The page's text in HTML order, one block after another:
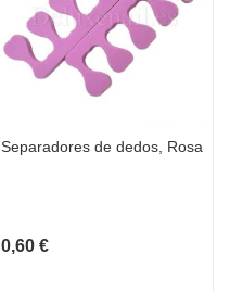
Separadores de dedos, Rosa
0,60 €